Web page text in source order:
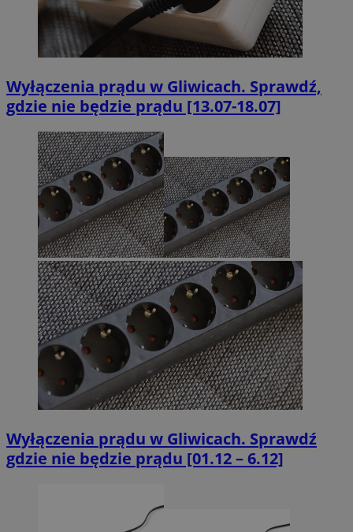
Wyłączenia prądu w Gliwicach. Sprawdź,
gdzie nie będzie prądu [13.07-18.07]
Wyłączenia prądu w Gliwicach. Sprawdź
gdzie nie będzie prądu [01.12 – 6.12]